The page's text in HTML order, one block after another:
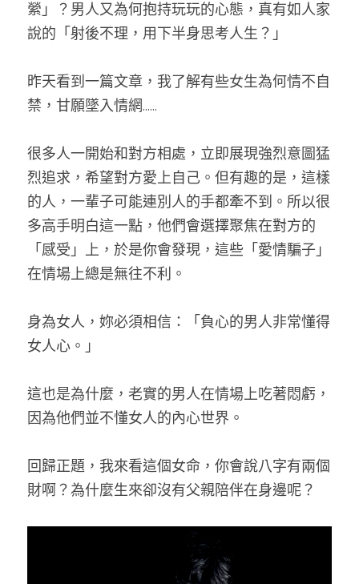
縈」？男人又為何抱持玩玩的心態，真有如人家
說的「射後不理，用下半身思考人生？」
昨天看到一篇文章，我了解有些女生為何情不自
禁，甘願墜入情網......
很多人一開始和對方相處，立即展現強烈意圖猛
烈追求，希望對方愛上自己。但有趣的是，這樣
的人，一輩子可能連別人的手都牽不到。所以很
多高手明白這一點，他們會選擇聚焦在對方的
「感受」上，於是你會發現，這些「愛情騙子」
在情場上總是無往不利。
身為女人，妳必須相信：「負心的男人非常懂得
女人心。」
這也是為什麼，老實的男人在情場上吃著悶虧，
因為他們並不懂女人的內心世界。
回歸正題，我來看這個女命，你會說八字有兩個
財啊？為什麼生來卻沒有父親陪伴在身邊呢？